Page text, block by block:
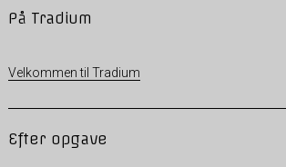
På Tradium
Velkommen til Tradium
Efter opgave